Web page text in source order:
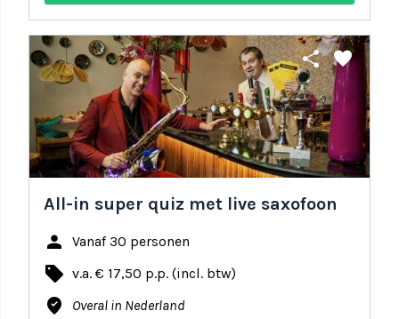
share favorite
All-in super quiz met live saxofoon
person Vanaf 30 personen
local_offer v.a. € 17,50 p.p. (incl. btw)
where_to_vote Overal in Nederland